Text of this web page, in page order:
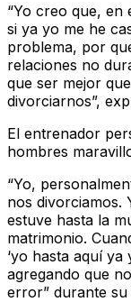
“Yo creo que, en
si ya yo me he
problema, por
relaciones no
que ser mejor
divorciarnos”,
El entrenador
hombres
“Yo,
nos divorciamos.
estuve hasta la
matrimonio.
‘yo hasta aquí ya
agregando que
error” durante su